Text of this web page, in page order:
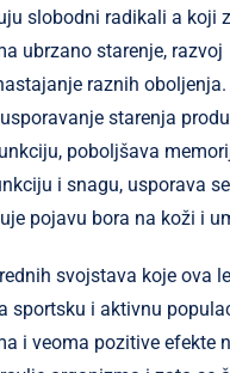
slobodni radikali a koji
ubrzano starenje, razvoj
raznih oboljenja.
starenja
poboljšava
i snagu, usporava
pojavu bora na koži i
svojstava koje ova
sportsku i aktivnu
i veoma pozitive efekte